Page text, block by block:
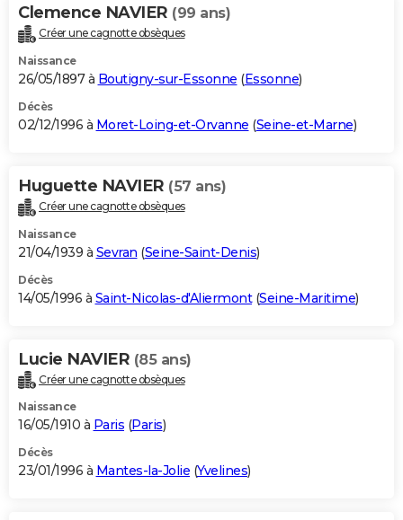
Clemence NAVIER (99 ans)
Créer une cagnotte obsèques
Naissance
26/05/1897 à Boutigny-sur-Essonne (Essonne)
Décès
02/12/1996 à Moret-Loing-et-Orvanne (Seine-et-Marne)
Huguette NAVIER (57 ans)
Créer une cagnotte obsèques
Naissance
21/04/1939 à Sevran (Seine-Saint-Denis)
Décès
14/05/1996 à Saint-Nicolas-d'Aliermont(Seine-Maritime)
Lucie NAVIER (85 ans)
Créer une cagnotte obsèques
Naissance
16/05/1910 à Paris (Paris)
Décès
23/01/1996 à Mantes-la-Jolie (Yvelines)